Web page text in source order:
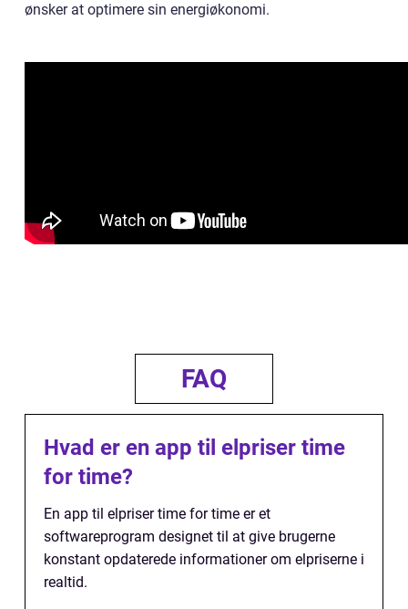
ønsker at optimere sin energiøkonomi.
FAQ
Hvad er en app til elpriser time
for time?
En app til elpriser time for time er et
softwareprogram designet til at give brugerne
konstant opdaterede informationer om elpriserne i
realtid.